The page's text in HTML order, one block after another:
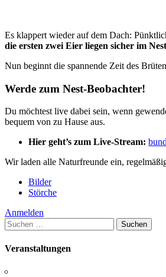
Die
begonnen!
Es klappert wieder auf dem Dach:
die ersten zwei Eier liegen sicher im
Nun beginnt die spannende Zeit des
Werde zum Nest-Beobachter!
Du möchtest live dabei sein, wenn
bequem von zu Hause aus.
Hier geht’s zum Live-Stream:
Wir laden alle Naturfreunde ein,
Bilder
Störche
Anmelden
Suchen
nach:
Veranstaltungen